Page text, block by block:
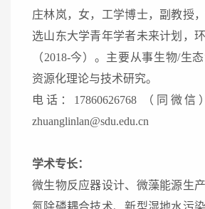
庄林岚，女，工学博士， 副教授
选山东大学青年学者未来计划，
（2018-今）。 主要从事生物/生
资源化理论与技术研究。
电话：17860626768
（同微信
zhuanglinlan@sdu.edu.cn
学术专长：
微生物反应器设计、微藻能源生
氮除磷耦合技术、新型湿地水污染